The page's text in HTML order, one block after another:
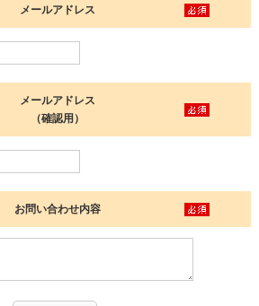
メールアドレス
メールアドレス
（確認用）
お問い合わせ内容